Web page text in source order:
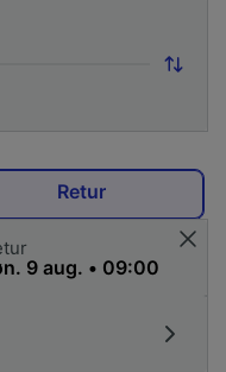
Retur